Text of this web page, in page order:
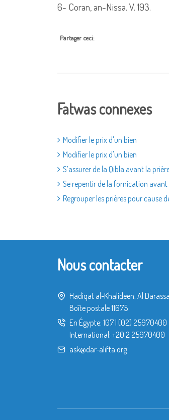
6- Coran, an-Nissa. V. 193.
Partager ceci:
Fatwas connexes
Modifier le prix d'un bien
Modifier le prix d'un bien
S’assurer de la Qibla avant la
Se repentir de la fornication
Regrouper les prières pour cause
Nous contacter
Hadiqat al-Khalideen, Al
Boîte postale 11675
En Égypte: 107 (02) 25970400
International: +20 2 25970400
ask@dar-alifta.org